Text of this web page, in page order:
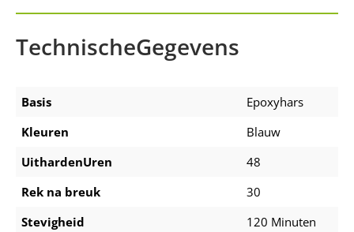
TechnischeGegevens
Basis
Epoxyhars
Kleuren
Blauw
UithardenUren
48
Rek na breuk
30
Stevigheid
120 Minuten